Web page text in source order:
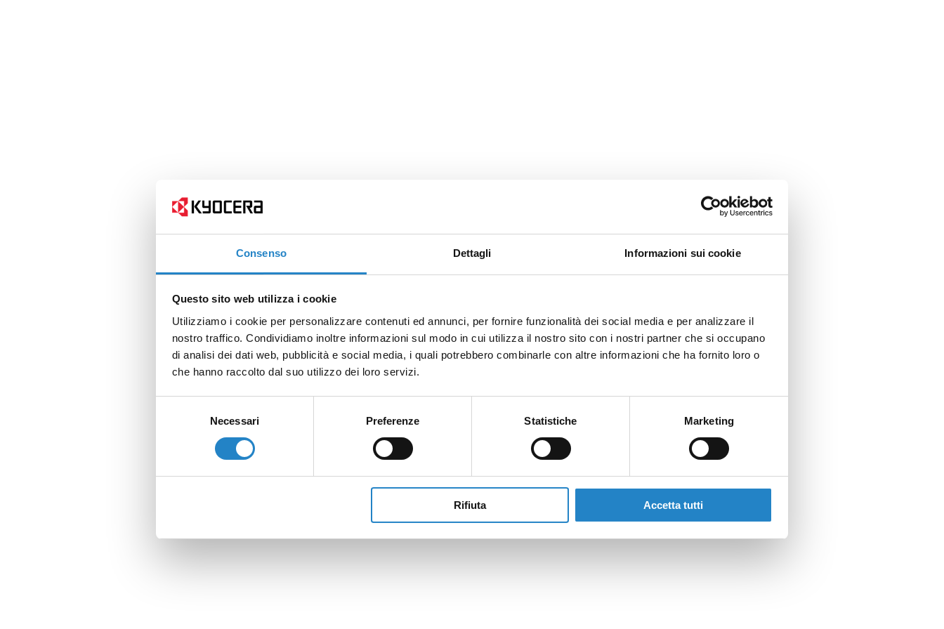
Consenso Dettagli Informazioni sui cookie
Questo sito web utilizza i cookie
Utilizziamo i cookie per personalizzare contenuti ed annunci, per fornire funzionalità dei social media e per analizzare il
nostro traffico. Condividiamo inoltre informazioni sul modo in cui utilizza il nostro sito con i nostri partner che si occupano
di analisi dei dati web, pubblicità e social media, i quali potrebbero combinarle con altre informazioni che ha fornito loro o
che hanno raccolto dal suo utilizzo dei loro servizi.
Necessari Preferenze Statistiche Marketing
Rifiuta Accetta tutti